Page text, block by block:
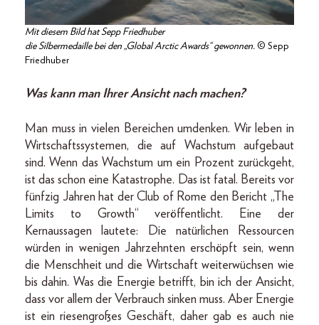
Mit diesem Bild hat Sepp Friedhuber
die Silbermedaille bei den „Global Arctic Awards“ gewonnen. © Sepp
Friedhuber
Was kann man Ihrer Ansicht nach machen?
Man muss in vielen Bereichen umdenken. Wir leben in
Wirtschaftssystemen, die auf Wachstum aufgebaut
sind. Wenn das Wachstum um ein Prozent zurückgeht,
ist das schon eine Katastrophe. Das ist fatal. Bereits vor
fünfzig Jahren hat der Club of Rome den Bericht „The
Limits to Growth“ veröffentlicht. Eine der
Kernaussagen lautete: Die natürlichen Ressourcen
würden in wenigen Jahrzehnten erschöpft sein, wenn
die Menschheit und die Wirtschaft weiterwüchsen wie
bis dahin. Was die Energie betrifft, bin ich der Ansicht,
dass vor allem der Verbrauch sinken muss. Aber Energie
ist ein riesengroßes Geschäft, daher gab es auch nie